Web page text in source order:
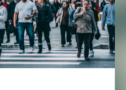
プページ
特集
動画
トマップ
い合わせ
保護法について
定のセミナー
12開催】「イノベーションを
化する」～投資される事業の
資金調達・巻き込みのリアル